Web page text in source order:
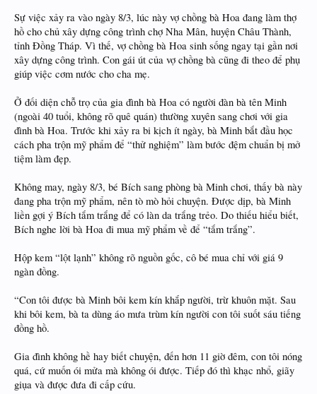
Sự việc xảy ra vào ngày 8/3, lúc này vợ chồng bà Hoa đang làm thợ
hồ cho chủ xây dựng công trình chợ Nha Mân, huyện Châu Thành,
tỉnh Đồng Tháp. Vì thế, vợ chồng bà Hoa sinh sống ngay tại gần nơi
xây dựng công trình. Con gái út của vợ chồng bà cũng đi theo để phụ
giúp việc cơm nước cho cha mẹ.
Ở đối diện chỗ trọ của gia đình bà Hoa có người đàn bà tên Minh
(ngoài 40 tuổi, không rõ quê quán) thường xuyên sang chơi với gia
đình bà Hoa. Trước khi xảy ra bi kịch ít ngày, bà Minh bắt đầu học
cách pha trộn mỹ phẩm để “thử nghiệm” làm bước đệm chuẩn bị mở
tiệm làm đẹp.
Không may, ngày 8/3, bé Bích sang phòng bà Minh chơi, thấy bà này
đang pha trộn mỹ phẩm, nên tò mò hỏi chuyện. Được dịp, bà Minh
liền gợi ý Bích tắm trắng để có làn da trắng trẻo. Do thiếu hiểu biết,
Bích nghe lời bà Hoa đi mua mỹ phẩm về để “tắm trắng”.
Hộp kem “lột lạnh” không rõ nguồn gốc, cô bé mua chỉ với giá 9
ngàn đồng.
“Con tôi được bà Minh bôi kem kín khắp người, trừ khuôn mặt. Sau
khi bôi kem, bà ta dùng áo mưa trùm kín người con tôi suốt sáu tiếng
đồng hồ.
Gia đình không hề hay biết chuyện, đến hơn 11 giờ đêm, con tôi nóng
quá, cứ muốn ói mửa mà không ói được. Tiếp đó thì khạc nhổ, giãy
giụa và được đưa đi cấp cứu.